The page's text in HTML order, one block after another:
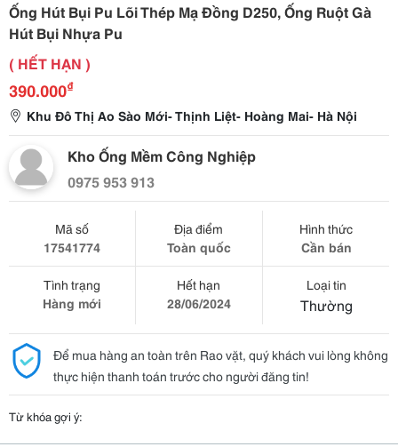
Ống Hút Bụi Pu Lõi Thép Mạ Đồng D250, Ống Ruột Gà
Hút Bụi Nhựa Pu
( HẾT HẠN )
390.000₫
Khu Đô Thị Ao Sào Mới- Thịnh Liệt- Hoàng Mai- Hà Nội
Kho Ống Mềm Công Nghiệp
0975 953 913
Mã số
17541774
Địa điểm
Toàn quốc
Hình thức
Cần bán
Tình trạng
Hàng mới
Hết hạn
28/06/2024
Loại tin
Thường
Để mua hàng an toàn trên Rao vặt, quý khách vui lòng không
thực hiện thanh toán trước cho người đăng tin!
Từ khóa gợi ý: